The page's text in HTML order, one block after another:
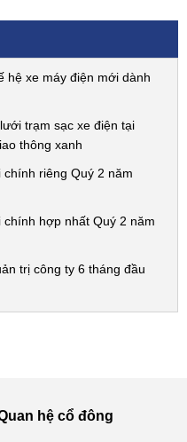
hệ xe máy điện mới dành
trạm sạc xe điện tại
thông xanh
riêng Quý 2 năm
hợp nhất Quý 2 năm
trị công ty 6 tháng đầu
hệ cổ đông